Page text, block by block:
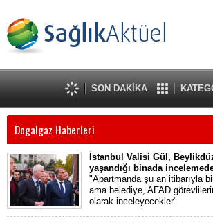
SON DAKİKA
Dogalgaz Haberleri
İstanbul Valisi Gül,
yaşandığı binada
"Apartmanda şu an itibarıyla
ama belediye, AFAD
olarak inceleyecekler"